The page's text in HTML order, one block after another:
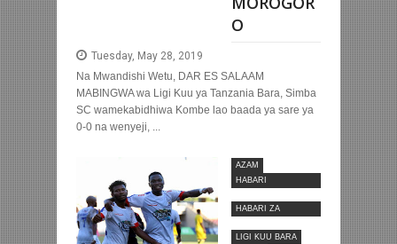
O
Tuesday, May 28, 2019
Na Mwandishi Wetu, DAR ES SALAAM
MABINGWA wa Ligi Kuu ya Tanzania Bara, Simba
SC wamekabidhiwa Kombe lao baada ya sare ya
0-0 na wenyeji, ...
AZAM
HABARI
HABARI ZA
LIGI KUU BARA